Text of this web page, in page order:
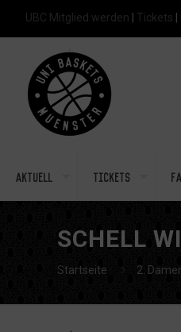
UBC Mitglied werden Tickets
Aktuell Tickets
SCHELL
Startseite 2.